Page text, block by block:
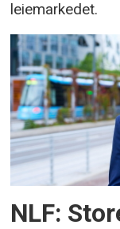
leiemarkedet.
NLF: